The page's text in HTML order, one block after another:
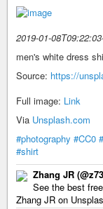
2019-01-
men's white dress
Source: https://
Full image: Link
Via Unsplash.com
#photography #CC0
#shirt
Zhang JR
See the best
Zhang JR on